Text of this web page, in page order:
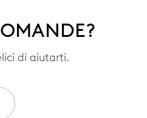
di aiutarti.